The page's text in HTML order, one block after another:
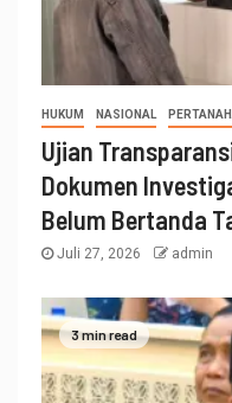
HUKUM NASIONAL
Ujian
Dokumen
Belum Bertanda
Juli 27, 2026 admin
3 min read